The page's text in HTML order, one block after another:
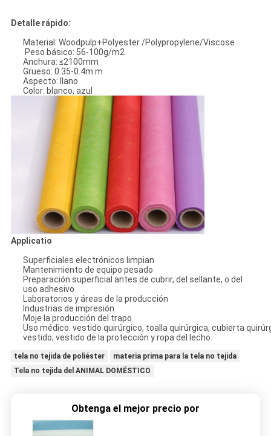
PIDA
UNA
CITA
MAPA
PRIVACY
POLICY
Detalle rápido:
Material: Woodpulp+Polyester /Polypropylene/Viscose
Peso básico: 56-100g/m2
Anchura: ≤2100mm
Grueso: 0.35-0.4m m
Aspecto: llano
Color: blanco, azul
Applicatio
Superficiales electrónicos limpian
Mantenimiento de equipo pesado
Preparación superficial antes de cubrir, del sellante, o del
uso adhesivo
Laboratorios y áreas de la producción
Industrias de impresión
Moje la producción del trapo
Uso médico: vestido quirúrgico, toalla quirúrgica, cubierta
vestido, vestido de la protección y ropa del lecho.
tela no tejida de poliéster
materia prima para la tela no tejida
Tela no tejida del ANIMAL DOMÉSTICO
Obtenga el mejor precio por